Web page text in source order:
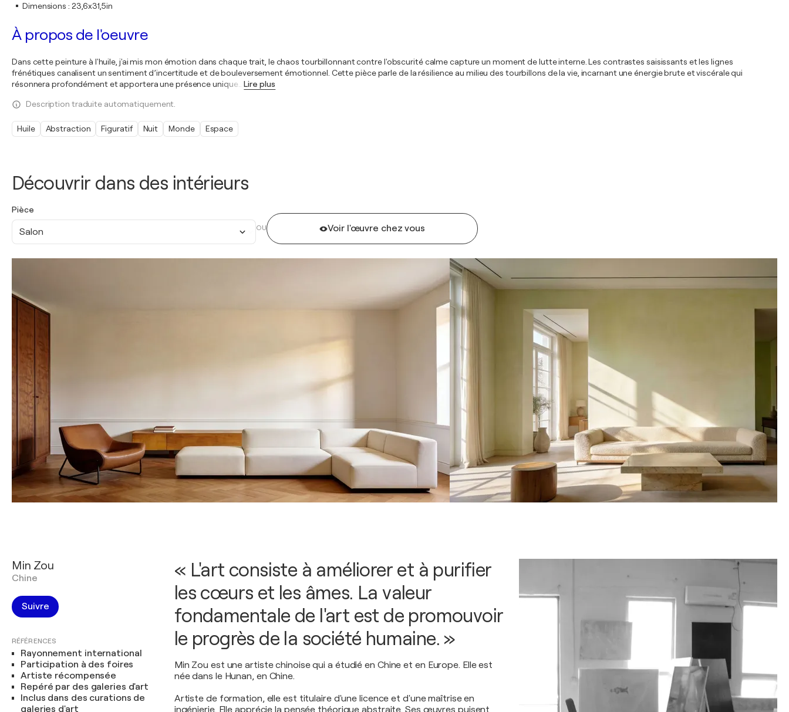
Découvrir dans des intérieurs
Pièce
Salon OU Voir l'œuvre chez vous
Dimensions : 23,6x31,5in
À propos de l'oeuvre
Dans cette peinture à l'huile, j'ai mis mon émotion dans chaque trait, le chaos tourbillonnant contre l'obscurité calme capture un moment de lutte interne. Les contrastes saisissants et les lignes
frénétiques canalisent un sentiment d’incertitude et de bouleversement émotionnel. Cette pièce parle de la résilience au milieu des tourbillons de la vie, incarnant une énergie brute et viscérale qui
résonnera profondément et apportera une présence unique
Lire plus
Description traduite automatiquement.
Huile Abstraction Figuratif Nuit Monde Espace
Min Zou
Chine
Suivre
RÉFÉRENCES
Rayonnement international
Participation à des foires
Artiste récompensée
Repéré par des galeries d'art
Inclus dans des curations de
galeries d'art
« L'art consiste à améliorer et à purifier
les cœurs et les âmes. La valeur
fondamentale de l'art est de promouvoir
le progrès de la société humaine. »
Min Zou est une artiste chinoise qui a étudié en Chine et en Europe. Elle est
née dans le Hunan, en Chine.
Artiste de formation, elle est titulaire d'une licence et d'une maîtrise en
ingénierie. Elle apprécie la pensée théorique abstraite. Ses œuvres puisent